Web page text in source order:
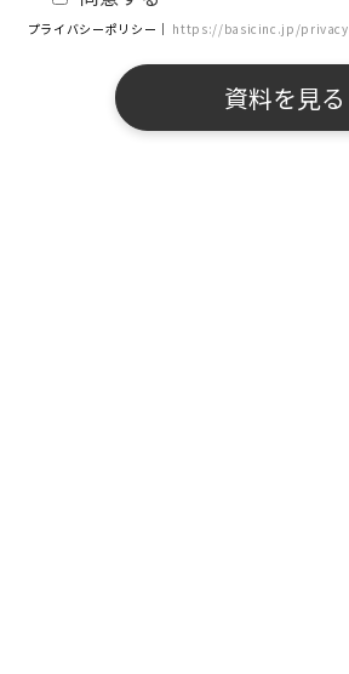
プライバシーポリシー｜ https://basicinc.jp/privacy